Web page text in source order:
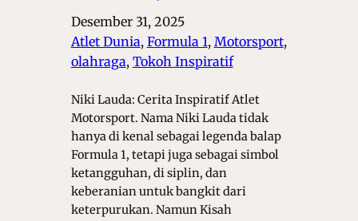
Desember 31, 2025
Atlet Dunia, Formula 1, Motorsport ,
olahraga, Tokoh Inspiratif
Niki Lauda: Cerita Inspiratif Atlet
Motorsport. Nama Niki Lauda tidak
hanya di kenal sebagai legenda balap
Formula 1, tetapi juga sebagai simbol
ketangguhan, di siplin, dan
keberanian untuk bangkit dari
keterpurukan. Namun Kisah